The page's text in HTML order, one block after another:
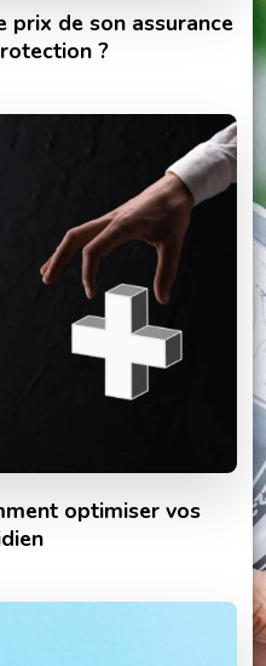
prix de son assurance
?
optimiser vos